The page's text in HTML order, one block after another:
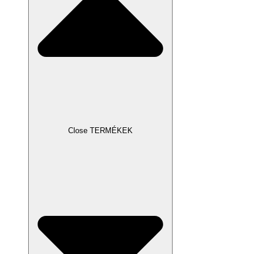
Close TERMÉKEK